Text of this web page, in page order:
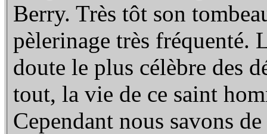
Berry. Très tôt son
pèlerinage très fréquenté.
doute le plus célèbre des
tout, la vie de ce saint
Cependant nous savons